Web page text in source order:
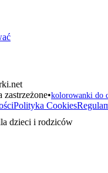
zastrzeżone•kolorowanki do
Polityka Cookies
dzieci i rodziców